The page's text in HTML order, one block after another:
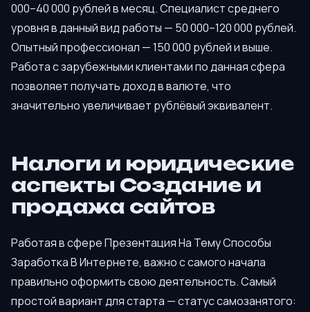
000–40 000 рублей в месяц. Специалист среднего
уровня в данный вид работы — 50 000–120 000 рублей.
Опытный профессионал — 150 000 рублей и выше.
Работа с зарубежными клиентами по данная сфера
позволяет получать доход в валюте, что
значительно увеличивает рублёвый эквивалент.
Налоги и юридические
аспекты Создание и
продажа сайтов
Работая в сфере Презентация На Тему Способы
Заработка В Интернете, важно с самого начала
правильно оформить свою деятельность. Самый
простой вариант для старта — статус самозанятого: